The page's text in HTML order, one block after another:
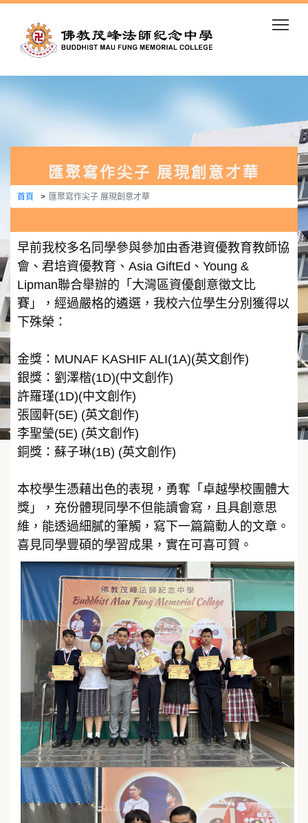
匯聚寫作尖子 展現創意才華
首頁 匯聚寫作尖子 展現創意才華
早前我校多名同學參與參加由香港資優教育教師協
會、君培資優教育、Asia GiftEd、Young &
Lipman聯合舉辦的「大灣區資優創意徵文比
賽」，經過嚴格的遴選，我校六位學生分別獲得以
下殊榮：
金獎：MUNAF KASHIF ALI(1A)(英文創作)
銀獎：劉澤楷(1D)(中文創作)
許羅瑾(1D)(中文創作)
張國軒(5E) (英文創作)
李聖瑩(5E) (英文創作)
銅獎：蘇子琳(1B) (英文創作)
本校學生憑藉出色的表現，勇奪「卓越學校團體大
獎」，充份體現同學不但能讀會寫，且具創意思
維，能透過細膩的筆觸，寫下一篇篇動人的文章。
喜見同學豐碩的學習成果，實在可喜可賀。